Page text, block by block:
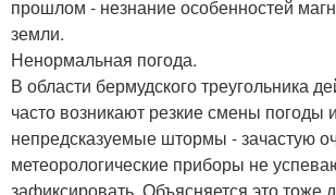
прошлом - незнание особенностей
земли.
Ненормальная погода.
В области бермудского треугольника
часто возникают резкие смены погоды и
непредсказуемые штормы - зачастую
метеорологические приборы не
зафиксировать. Объясняется это тоже